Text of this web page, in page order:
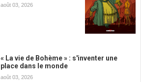
août 03, 2026
« La vie de Bohème » : s'inventer une
place dans le monde
août 03, 2026